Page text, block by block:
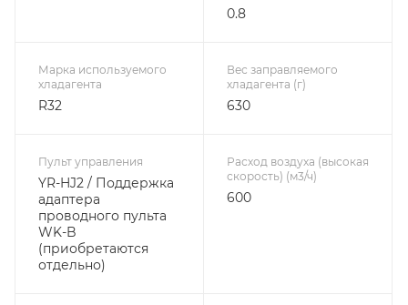
0.8
Марка используемого
хладагента
R32
Вес заправляемого
хладагента (г)
630
Пульт управления
YR-HJ2 / Поддержка
адаптера
проводного пульта
WK-B
(приобретаются
отдельно)
Расход воздуха (высокая
скорость) (м3/ч)
600